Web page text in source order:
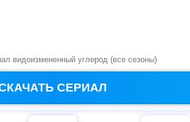
видоизмененный углерод (все сезоны)
СЕРИАЛ